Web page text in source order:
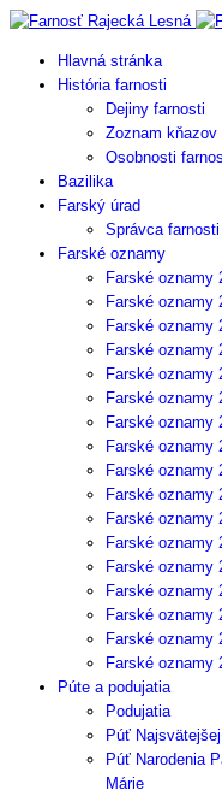
Hlavná stránka
História farnosti
Dejiny farnosti
Zoznam kňazov
Osobnosti
Bazilika
Farský úrad
Správca farnosti
Farské oznamy
Farské oznamy
Farské oznamy
Farské oznamy
Farské oznamy
Farské oznamy
Farské oznamy
Farské oznamy
Farské oznamy
Farské oznamy
Farské oznamy
Farské oznamy
Farské oznamy
Farské oznamy
Farské oznamy
Farské oznamy
Farské oznamy
Farské oznamy
Púte a podujatia
Podujatia
Púť
Púť Narodenia
Márie